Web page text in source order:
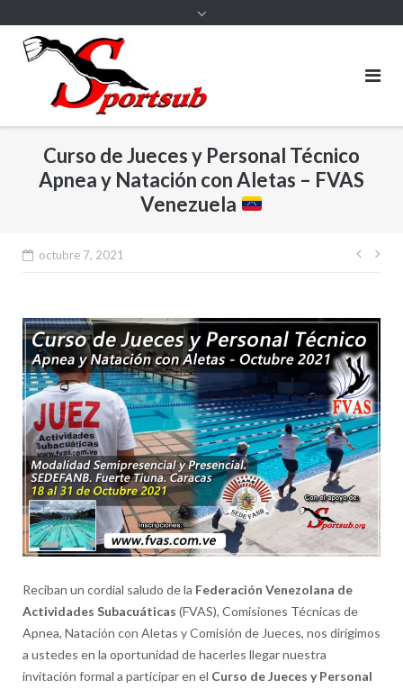
Curso de Jueces y Personal Técnico
Apnea y Natación con Aletas – FVAS
Venezuela
octubre 7, 2021
Reciban un cordial saludo de la Federación Venezolana de
Actividades Subacuáticas (FVAS), Comisiones Técnicas de
Apnea, Natación con Aletas y Comisión de Jueces, nos dirigimos
a ustedes en la oportunidad de hacerles llegar nuestra
invitación formal a participar en el Curso de Jueces y Personal